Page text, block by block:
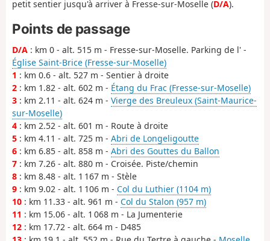
petit sentier jusqu'à arriver à Fresse-sur-Moselle (D/A).
Points de passage
D/A : km 0 - alt. 515 m - Fresse-sur-Moselle. Parking de l' -
Église Saint-Brice (Fresse-sur-Moselle)
1 : km 0.6 - alt. 527 m - Sentier à droite
2 : km 1.82 - alt. 602 m - Étang du Frac (Fresse-sur-Moselle)
3 : km 2.11 - alt. 624 m - Vierge des Breuleux (Saint-Maurice-
sur-Moselle)
4 : km 2.52 - alt. 601 m - Route à droite
5 : km 4.11 - alt. 725 m - Abri de Longeligoutte
6 : km 6.85 - alt. 858 m - Abri des Gouttes du Ballon
7 : km 7.26 - alt. 880 m - Croisée. Piste/chemin
8 : km 8.48 - alt. 1 167 m - Stèle
9 : km 9.02 - alt. 1 106 m - Col du Luthier (1104 m)
10 : km 11.33 - alt. 961 m - Col du Stalon (957 m)
11 : km 15.06 - alt. 1 068 m - La Jumenterie
12 : km 17.72 - alt. 664 m - D485